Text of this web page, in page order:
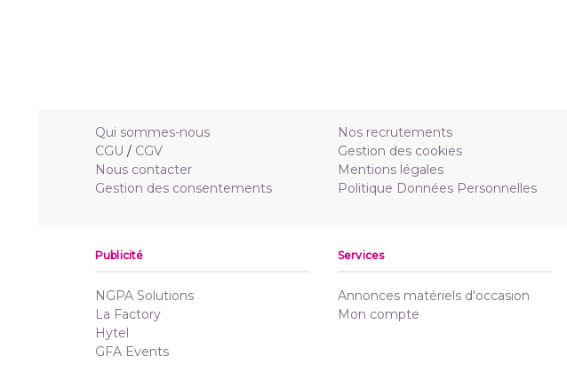
Qui sommes-nous
CGU / CGV
Nous contacter
Gestion des consentements
Nos recrutements
Gestion des cookies
Mentions légales
Politique Données Personnelles
Publicité
NGPA Solutions
La Factory
Hytel
GFA Events
Services
Annonces matériels d'occasion
Mon compte